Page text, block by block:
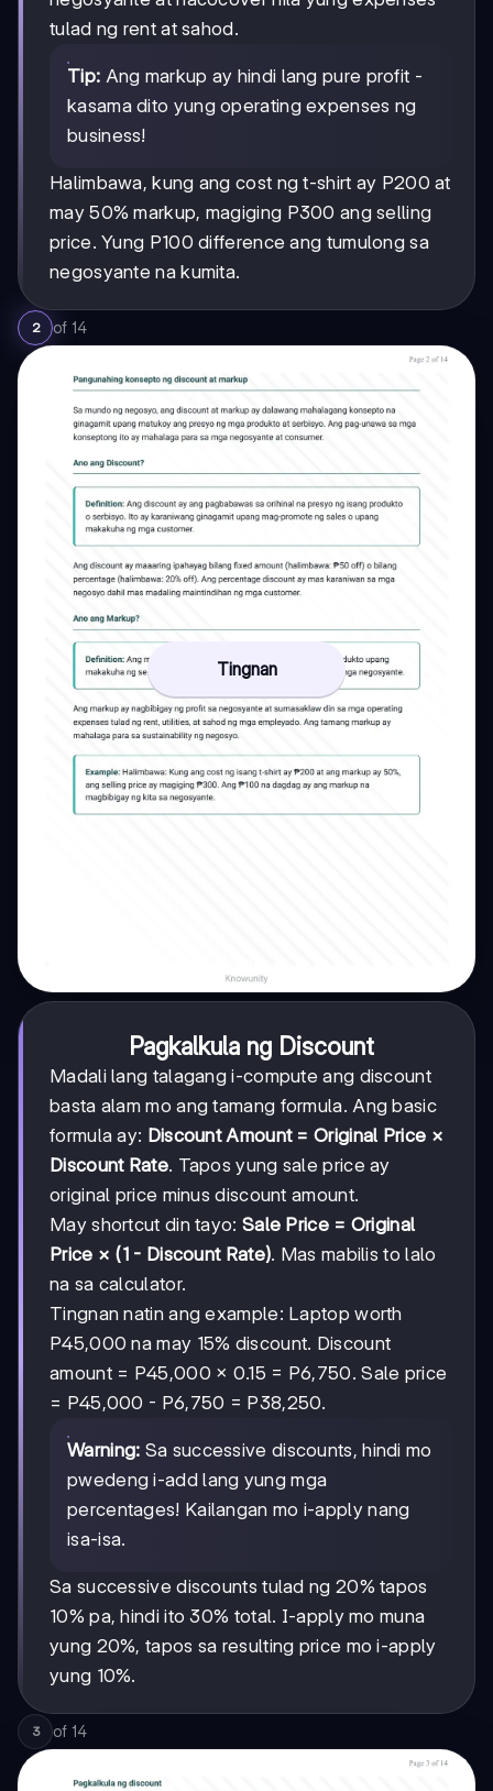
tulad ng rent at sahod.
Tip: Ang markup ay hindi lang pure profit -
kasama dito yung operating expenses ng
business!
Halimbawa, kung ang cost ng t-shirt ay P200 at
may 50% markup, magiging P300 ang selling
price. Yung P100 difference ang tumulong sa
negosyante na kumita.
2 of 14
Tingnan
Pagkalkula ng Discount
Madali lang talagang i-compute ang discount
basta alam mo ang tamang formula. Ang basic
formula ay: Discount Amount = Original Price ×
Discount Rate. Tapos yung sale price ay
original price minus discount amount.
May shortcut din tayo: Sale Price = Original
Price × (1 - Discount Rate). Mas mabilis to lalo
na sa calculator.
Tingnan natin ang example: Laptop worth
P45,000 na may 15% discount. Discount
amount = P45,000 × 0.15 = P6,750. Sale price
= P45,000 - P6,750 = P38,250.
Warning: Sa successive discounts, hindi mo
pwedeng i-add lang yung mga
percentages! Kailangan mo i-apply nang
isa-isa.
Sa successive discounts tulad ng 20% tapos
10% pa, hindi ito 30% total. I-apply mo muna
yung 20%, tapos sa resulting price mo i-apply
yung 10%.
3 of 14